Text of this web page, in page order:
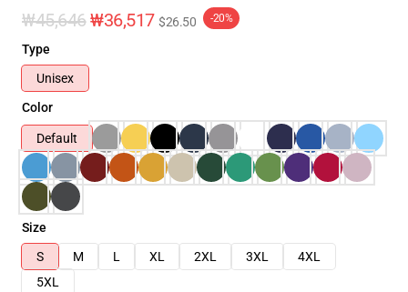
₩45,646₩36,517 $26.50 -20%
Type
Unisex
Color
Default
Size
S
M L XL 2XL 3XL
4XL
5XL